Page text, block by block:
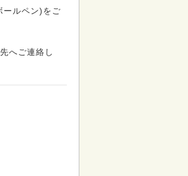
ールペン)をご
へご連絡し